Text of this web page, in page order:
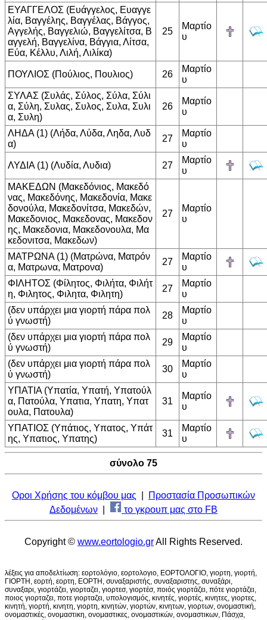
ΕΥΑΓΓΕΛΟΣ (Ευάγγελος, Ευαγγε
λία, Βαγγέλης, Βαγγέλας, Βάγγος,
Αγγελής, Βαγγελιώ, Βαγγελίτσα, Β
αγγελή, Βαγγελίνα, Βάγγια, Λίτσα,
Εύα, Κέλλυ, Λιλή, Λιλίκα)
25
Μαρτίο
υ
ΠΟΥΛΙΟΣ (Πούλιος, Πουλιος) 26
Μαρτίο
υ
ΣΥΛΑΣ (Συλάς, Σύλος, Σύλα, Σύλι
α, Σύλη, Συλας, Συλος, Συλα, Συλι
α, Συλη)
26
Μαρτίο
υ
ΛΗΔΑ (1) (Λήδα, Λύδα, Ληδα, Λυδ
α)
27
Μαρτίο
υ
ΛΥΔΙΑ (1) (Λυδία, Λυδια) 27
Μαρτίο
υ
ΜΑΚΕΔΩΝ (Μακεδόνιος, Μακεδό
νας, Μακεδόνης, Μακεδονία, Μακε
δονούλα, Μακεδονίτσα, Μακεδών,
Μακεδονιος, Μακεδονας, Μακεδον
ης, Μακεδονια, Μακεδονουλα, Μα
κεδονιτσα, Μακεδων)
27
Μαρτίο
υ
ΜΑΤΡΩΝΑ (1) (Ματρώνα, Ματρόν
α, Ματρωνα, Ματρονα)
27
Μαρτίο
υ
ΦΙΛΗΤΟΣ (Φίλητος, Φιλήτα, Φιλήτ
η, Φιλητος, Φιλητα, Φιλητη)
27
Μαρτίο
υ
(δεν υπάρχει μια γιορτή πάρα πολ
ύ γνωστή)
28
Μαρτίο
υ
(δεν υπάρχει μια γιορτή πάρα πολ
ύ γνωστή)
29
Μαρτίο
υ
(δεν υπάρχει μια γιορτή πάρα πολ
ύ γνωστή)
30
Μαρτίο
υ
ΥΠΑΤΙΑ (Υπατία, Υπατή, Υπατούλ
α, Πατούλα, Υπατια, Υπατη, Υπατ
ουλα, Πατουλα)
31
Μαρτίο
υ
ΥΠΑΤΙΟΣ (Υπάτιος, Υπατος, Υπάτ
ης, Υπατιος, Υπατης)
31
Μαρτίο
υ
σύνολο 75
Οροι Χρήσης του κόμβου μας
Προστασία Προσωπικών
Δεδομένων
το γκρουπ μας στο FB
Copyright © www.eortologio.grAll Rights Reserved.
λέξεις για αποδελτίωση: εορτολόγιο, εορτολογιο, ΕΟΡΤΟΛΟΓΙΟ, γιορτη, γιορτή,
ΓΙΟΡΤΗ, εορτή, εορτη, ΕΟΡΤΗ, συναξαριστής, συναξαριστης, συναξάρι,
συναξαρι, γιορτάζει, γιορταζει, γιορτεσ, γιορτέσ, ποιός γιορτάζει, πότε γιορτάζει,
ποιος γιορταζει, ποτε γιορταζει, υπολογισμός, κινητές, γιορτές, κινητες, γιορτες,
κινητή, γιορτή, κινητη, γιορτη, κινητών, γιορτών, κινητων, γιορτων, ονομαστική,
ονομαστικές, ονομαστικη, ονομαστικες, ονομαστικών, ονομαστικων, Πάσχα,